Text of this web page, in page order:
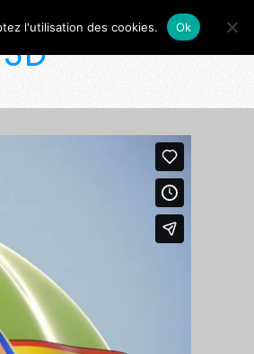
l'utilisation des cookies. Ok